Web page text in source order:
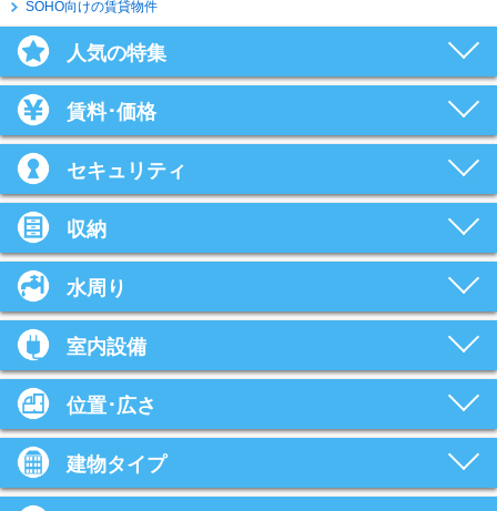
SOHO向けの賃貸物件
人気の特集
賃料･価格
セキュリティ
収納
水周り
室内設備
位置･広さ
建物タイプ